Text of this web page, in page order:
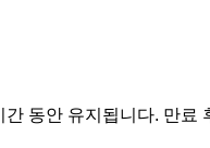
동안 유지됩니다. 만